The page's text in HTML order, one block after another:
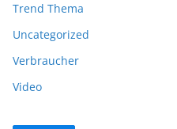
Trend Thema
Uncategorized
Verbraucher
Video